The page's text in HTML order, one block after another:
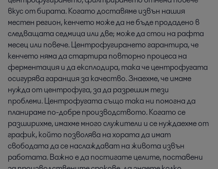
вкус от бирата. Когато доставяме извън нашия
местен регион, кенчето може да не бъде продадено в
следващата седмица или две; може да стои на рафта
месец или повече. Центрофугирането гарантира, че
кенчето няма да стартира повторно процеса на
ферментация и да експлодира, така че центрофугата
осигурява гаранция за качество. Знаехме, че имаме
нужда от центрофуга, за да разрешим тези
проблеми. Центрофугата също така ни помогна да
планираме по-добре производството. Когато се
разширихме, имахме много служители и се нуждаехме от
график, който позволява на хората да имат
свободата да се наслаждават на живота извън
работата. Важно е да постигате целите, поставени